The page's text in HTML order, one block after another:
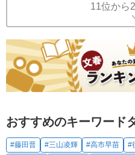
11位から
おすすめのキーワード
#藤田晋 #三山凌輝 #高市早苗 #